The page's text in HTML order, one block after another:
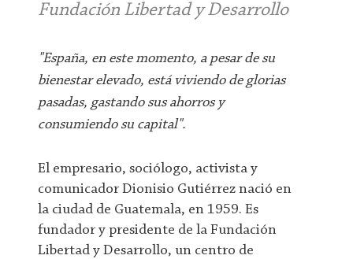
Fundación Libertad y Desarrollo
"España, en este momento, a pesar de su
bienestar elevado, está viviendo de glorias
pasadas, gastando sus ahorros y
consumiendo su capital".
El empresario, sociólogo, activista y
comunicador Dionisio Gutiérrez nació en
la ciudad de Guatemala, en 1959. Es
fundador y presidente de la Fundación
Libertad y Desarrollo, un centro de